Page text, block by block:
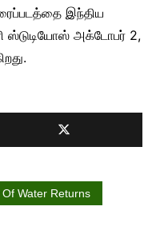
இந்திய
ஸ்டுடியோஸ் அக்டோபர் 2,
Water Returns